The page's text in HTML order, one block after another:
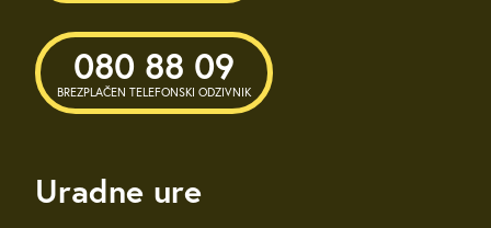
080 88 09
BREZPLAČEN TELEFONSKI ODZIVNIK
Uradne ure